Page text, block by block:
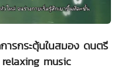
ารกระตุ้นในสมอง ดนตรี
music